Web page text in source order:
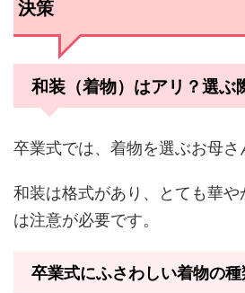
決策
和装（着物）はアリ？選ぶ
卒業式では、着物を選ぶお母さ
和装は格式があり、とても華
は注意が必要です。
卒業式にふさわしい着物の種